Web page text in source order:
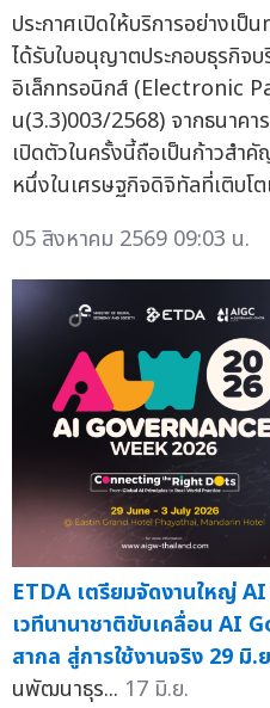
ประกาศเปิดให้บริการอย่างเป็
ได้รับใบอนุญาตประกอบธุรกิจบ
อิเล็กทรอนิกส์ (Electronic
u(3.3)003/2568) จากธนาคา
เปิดตัวในครั้งนี้ถือเป็นก้าวสำ
หนึ่งในเศรษฐกิจดิจิทัลที่เติบโต
05 สิงหาคม 2569 09:03 น.
ETDA เตรียมจัดงานใหญ่
เวทีนานาชาติขับเคลื่อน AI
สากล สู่การใช้งานจริง 29 มิ
นพัฒนาธุร... 17 มิ.ย.